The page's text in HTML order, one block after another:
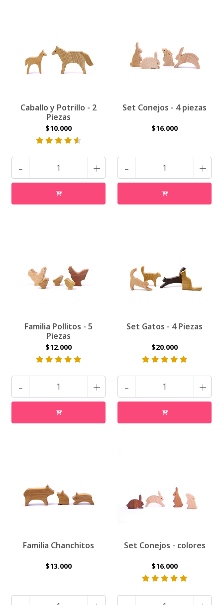
Caballo y Potrillo - 2
Piezas
$10.000
- +
Set Conejos - 4 piezas
$16.000
- +
Familia Pollitos - 5
Piezas
$12.000
- +
Set Gatos - 4 Piezas
$20.000
- +
Familia Chanchitos
$13.000
Set Conejos - colores
$16.000